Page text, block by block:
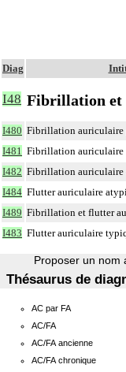
Diag
I48 Fibrillation et
I480 Fibrillation auriculaire
I481 Fibrillation auriculaire
I482 Fibrillation auriculaire
I484 Flutter auriculaire
I489 Fibrillation et flutter
I483 Flutter auriculaire
Proposer un nom
Thésaurus de
AC par FA
AC/FA
AC/FA ancienne
AC/FA chronique